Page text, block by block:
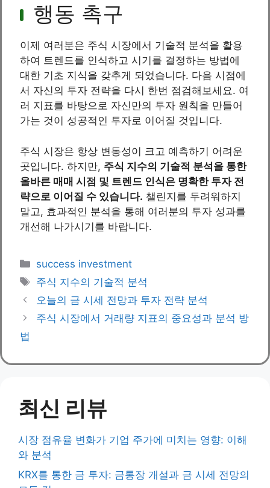
행동 촉구
이제 여러분은 주식 시장에서 기술적 분석을 활용
하여 트렌드를 인식하고 시기를 결정하는 방법에
대한 기초 지식을 갖추게 되었습니다. 다음 시점에
서 자신의 투자 전략을 다시 한번 점검해보세요. 여
러 지표를 바탕으로 자신만의 투자 원칙을 만들어
가는 것이 성공적인 투자로 이어질 것입니다.
주식 시장은 항상 변동성이 크고 예측하기 어려운
곳입니다. 하지만, 주식 지수의 기술적 분석을 통한
올바른 매매 시점 및 트렌드 인식은 명확한 투자 전
략으로 이어질 수 있습니다. 챌린지를 두려워하지
말고, 효과적인 분석을 통해 여러분의 투자 성과를
개선해 나가시기를 바랍니다.
Categories
success investment
Tags
주식 지수의 기술적 분석
오늘의 금 시세 전망과 투자 전략 분석
주식 시장에서 거래량 지표의 중요성과 분석 방
법
최신 리뷰
시장 점유율 변화가 기업 주가에 미치는 영향: 이해
와 분석
KRX를 통한 금 투자: 금통장 개설과 금 시세 전망의